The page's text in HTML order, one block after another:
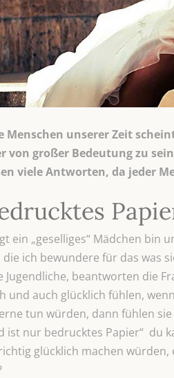
unserer Zeit
von großer Bedeutung zu
viele Antworten, da jeder
ein „geselliges“ Mädchen bin
ich bewundere für das was
Jugendliche, beantworten die
und auch glücklich fühlen,
tun würden, dann fühlen
ist nur bedrucktes Papier“ du
glücklich machen